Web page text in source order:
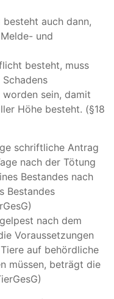
auch dann,
und
besteht, muss
sein, damit
Höhe besteht. (§18
schriftliche Antrag
nach der Tötung
Bestandes nach
Bestandes
nach dem
Voraussetzungen
auf behördliche
müssen, beträgt die